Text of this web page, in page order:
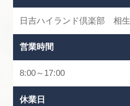
日吉ハイランド倶楽部 相生
営業時間
8:00～17:00
休業日